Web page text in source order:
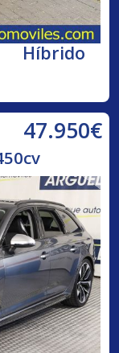
Híbrido
47.950€